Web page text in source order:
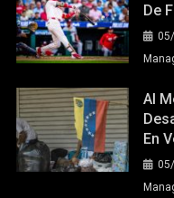
De
Al
En